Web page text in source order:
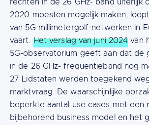
rechten in de 26 GHz- band uiterlijk
2020 moesten mogelijk maken,
van 5G millimetergolf-netwerken in
vaart. Het verslag van juni 2024 van
5G-observatorium geeft aan dat de
in de 26 GHz- frequentieband nog
27 Lidstaten werden toegekend
marktvraag. De waarschijnlijke
beperkte aantal use cases met een
bijbehorend business model en het